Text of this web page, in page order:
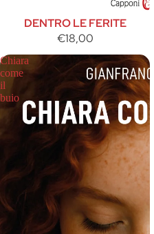
DENTRO LE FERITE
€18,00
Chiara
come
il
buio